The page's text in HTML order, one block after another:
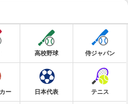
高校野球 侍ジャパン
ー 日本代表 テニス